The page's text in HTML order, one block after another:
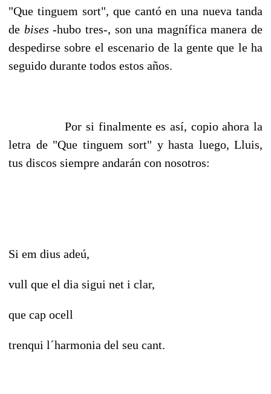
"Que tinguem sort", que cantó en una nueva tanda
de bises -hubo tres-, son una magnífica manera de
despedirse sobre el escenario de la gente que le ha
seguido durante todos estos años.
Por si finalmente es así, copio ahora la
letra de "Que tinguem sort" y hasta luego, Lluis,
tus discos siempre andarán con nosotros:
Si em dius adeú,
vull que el dia sigui net i clar,
que cap ocell
trenqui l´harmonia del seu cant.